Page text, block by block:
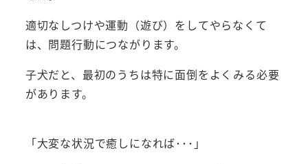
適切なしつけや運動（遊び）をしてやらなくて
は、問題行動につながります。
子犬だと、最初のうちは特に面倒をよくみる必要
があります。
「大変な状況で癒しになれば･･･」